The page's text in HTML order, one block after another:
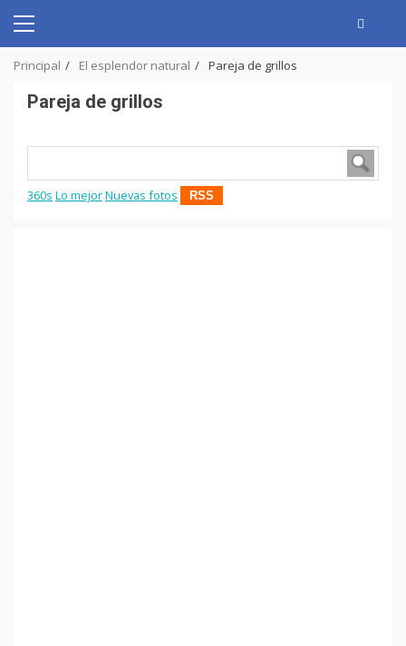
content
Primary
Principal El esplendor natural Pareja de grillos
Pareja de grillos
360s Lo mejorNuevas fotos RSS